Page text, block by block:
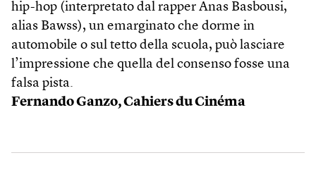
hip-hop (interpretato dal rapper Anas Basbousi,
alias Bawss), un emarginato che dorme in
automobile o sul tetto della scuola, può lasciare
l’impressione che quella del consenso fosse una
falsa pista.
Fernando Ganzo, Cahiers du Cinéma